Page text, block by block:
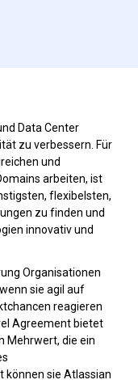
Data Center
zu verbessern. Für
und
arbeiten, ist
flexibelsten,
zu finden und
innovativ und
Organisationen
sie agil auf
reagieren
Agreement bietet
Mehrwert, die ein
können sie Atlassian